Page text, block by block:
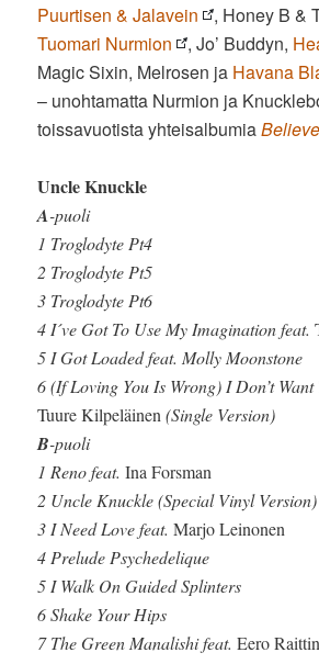
Puurtisen & Jalavein
, Honey B &
Tuomari Nurmion
, Jo’ Buddyn,
Magic Sixin, Melrosen ja Havana
– unohtamatta Nurmion ja
toissavuotista yhteisalbumia
Uncle Knuckle
A-puoli
1 Troglodyte Pt4
2 Troglodyte Pt5
3 Troglodyte Pt6
4 I´ve Got To Use My Imagination feat.
5 I Got Loaded feat. Molly Moonstone
6 (If Loving You Is Wrong) I Don’t Want
Tuure Kilpeläinen (Single Version)
B-puoli
1 Reno feat.Ina Forsman
2 Uncle Knuckle (Special Vinyl Version)
3 I Need Love feat.Marjo Leinonen
4 Prelude Psychedelique
5 I Walk On Guided Splinters
6 Shake Your Hips
7 The Green Manalishi feat.Eero